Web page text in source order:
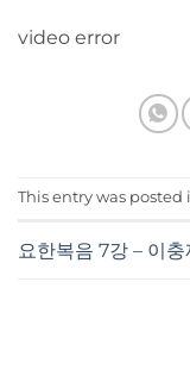
video error
This entry was posted
요한복음 7강 – 이충